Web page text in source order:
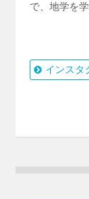
で、地学を
インスタ